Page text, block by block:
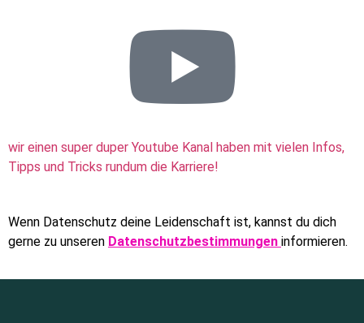
wir einen super duper Youtube Kanal haben mit vielen Infos,
Tipps und Tricks rundum die Karriere!
Wenn Datenschutz deine Leidenschaft ist, kannst du dich
gerne zu unseren Datenschutzbestimmungen informieren.